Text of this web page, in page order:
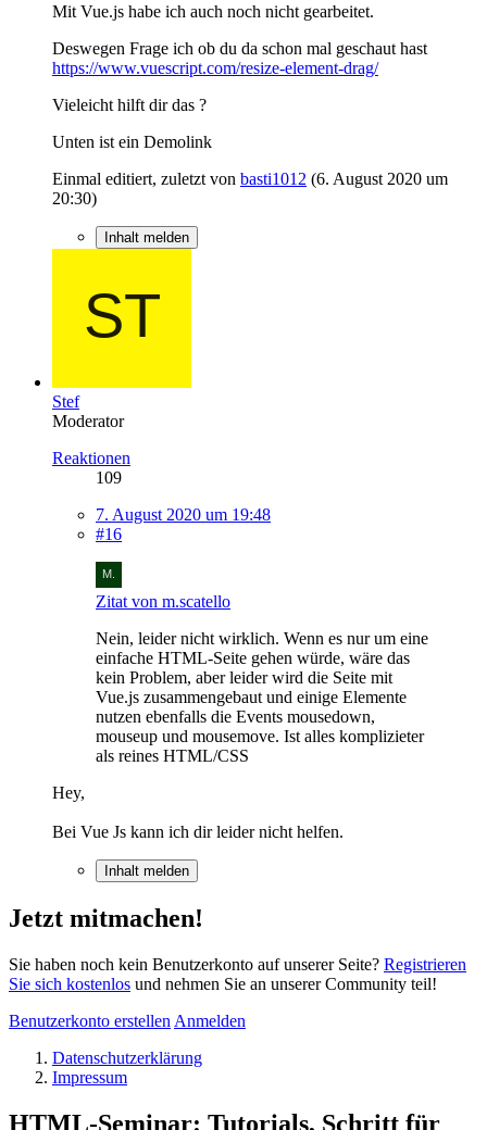
Mit Vue.js habe ich auch noch nicht gearbeitet.
Deswegen Frage ich ob du da schon mal geschaut hast
https://www.vuescript.com/resize-element-drag/
Vieleicht hilft dir das ?
Unten ist ein Demolink
Einmal editiert, zuletzt von basti1012 (6. August 2020 um
20:30)
Inhalt melden
Stef
Moderator
Reaktionen
109
7. August 2020 um 19:48
#16
Zitat von m.scatello
Nein, leider nicht wirklich. Wenn es nur um eine
einfache HTML-Seite gehen würde, wäre das
kein Problem, aber leider wird die Seite mit
Vue.js zusammengebaut und einige Elemente
nutzen ebenfalls die Events mousedown,
mouseup und mousemove. Ist alles komplizieter
als reines HTML/CSS
Hey,
Bei Vue Js kann ich dir leider nicht helfen.
Inhalt melden
Jetzt mitmachen!
Sie haben noch kein Benutzerkonto auf unserer Seite? Registrieren
Sie sich kostenlos und nehmen Sie an unserer Community teil!
Benutzerkonto erstellen Anmelden
Datenschutzerklärung
Impressum
HTML-Seminar: Tutorials, Schritt für